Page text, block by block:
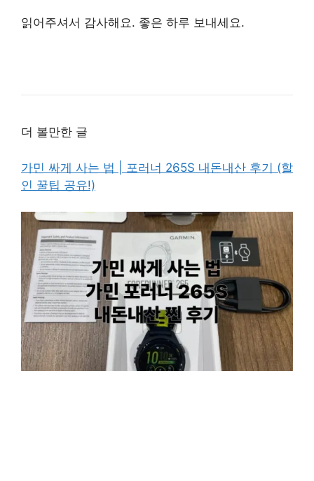
읽어주셔서 감사해요. 좋은 하루 보내세요.
더 볼만한 글
가민 싸게 사는 법 | 포러너 265S 내돈내산 후기 (할
인 꿀팁 공유!)